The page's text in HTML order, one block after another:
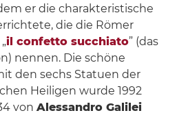
er die charakteristische
die die Römer
il confetto succhiato” (das
nennen. Die schöne
den sechs Statuen der
Heiligen wurde 1992
von Alessandro Galilei